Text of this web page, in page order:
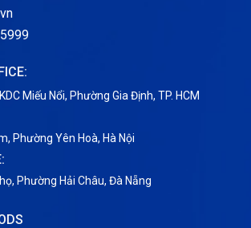
Miếu Nổi, Phường Gia Định, TP. HCM
Phường Yên Hoà, Hà Nội
Phường Hải Châu, Đà Nẵng